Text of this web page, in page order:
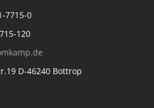
7715-0
120
D-46240 Bottrop